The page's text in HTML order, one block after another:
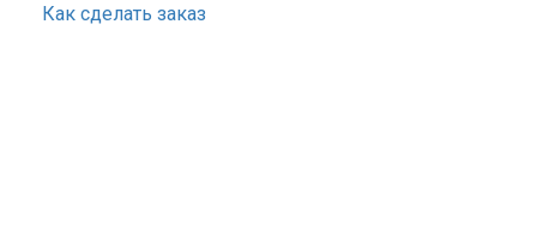
Как сделать заказ